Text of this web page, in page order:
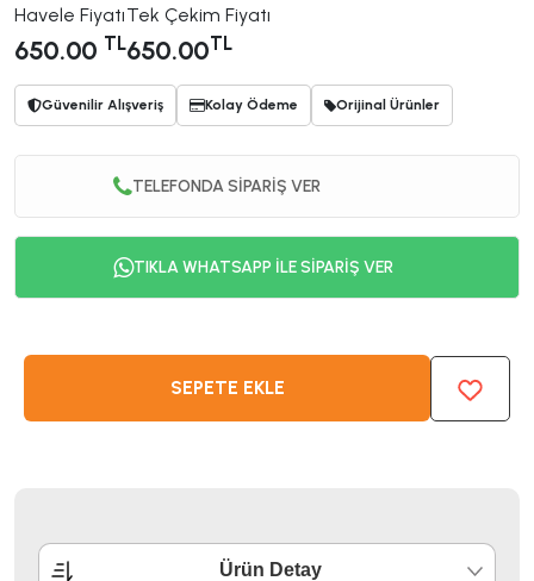
Havele Fiyatı
650.00 TL
Tek Çekim Fiyatı
650.00TL
Güvenilir Alışveriş Kolay Ödeme Orijinal Ürünler
TELEFONDA SİPARİŞ VER
TIKLA WHATSAPP İLE SİPARİŞ VER
SEPETE EKLE
Ürün Detay